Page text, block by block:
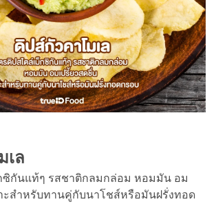
เล
ซิกันแท้ๆ รสชาติกลมกล่อม หอมมัน อม
ะสำหรับทานคู่กับนาโชส์หรือมันฝรั่งทอด